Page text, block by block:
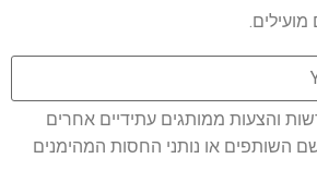
והצעות ממותגים עתידיים אחרים
השותפים או נותני החסות המהימנים